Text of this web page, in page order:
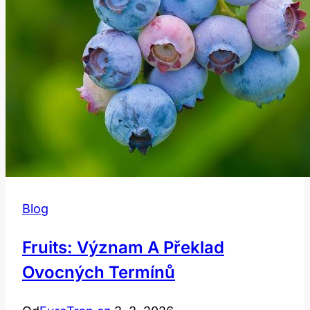
Blog
Fruits: Význam A Překlad
Ovocných Termínů